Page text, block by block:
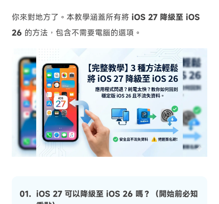
你來對地方了。本教學涵蓋所有將 iOS 27 降級至 iOS
26 的方法，包含不需要電腦的選項。
01. iOS 27 可以降級至 iOS 26 嗎？（開始前必知